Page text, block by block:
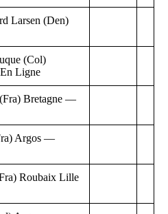
Larsen (Den)
(Col)
Ligne
Bretagne —
Argos —
Roubaix Lille